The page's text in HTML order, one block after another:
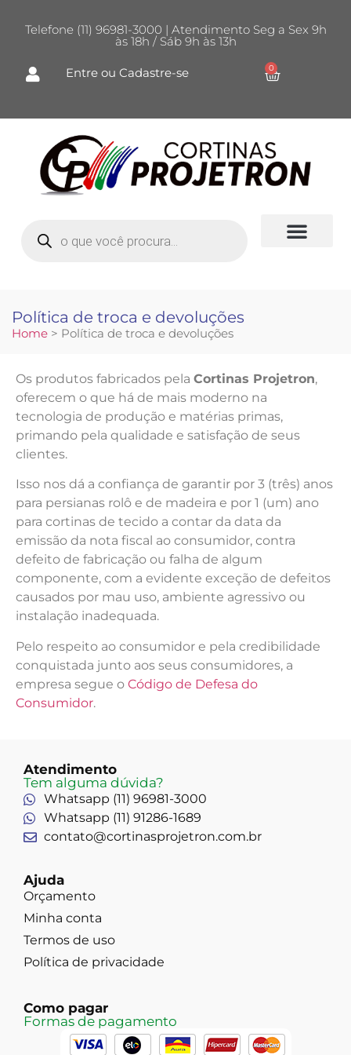
Telefone (11) 96981-3000 | Atendimento Seg a Sex 9h
às 18h / Sáb 9h às 13h
Entre ou Cadastre-se 0
Política de troca e devoluções
Home > Política de troca e devoluções
Os produtos fabricados pela Cortinas Projetron,
oferecem o que há de mais moderno na
tecnologia de produção e matérias primas,
primando pela qualidade e satisfação de seus
clientes.
Isso nos dá a confiança de garantir por 3 (três) anos
para persianas rolô e de madeira e por 1 (um) ano
para cortinas de tecido a contar da data da
emissão da nota fiscal ao consumidor, contra
defeito de fabricação ou falha de algum
componente, com a evidente exceção de defeitos
causados por mau uso, ambiente agressivo ou
instalação inadequada.
Pelo respeito ao consumidor e pela credibilidade
conquistada junto aos seus consumidores, a
empresa segue o Código de Defesa do
Consumidor.
Atendimento
Tem alguma dúvida?
Whatsapp (11) 96981-3000
Whatsapp (11) 91286-1689
contato@cortinasprojetron.com.br
Ajuda
Orçamento
Minha conta
Termos de uso
Política de privacidade
Como pagar
Formas de pagamento